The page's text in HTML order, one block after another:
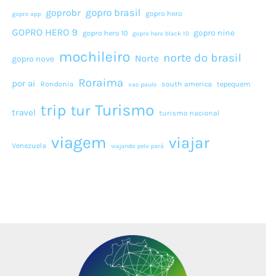
gopro app goprobr gopro brasil gopro hero
GOPRO HERO 9 gopro hero 10 gopro hero black 10 gopro nine
gopro nove mochileiro Norte norte do brasil
por ai Rondonia Roraima sao paulo south america tepequem
travel trip tur Turismo turismo nacional
Venezuela viagem viajando pelo pará viajar